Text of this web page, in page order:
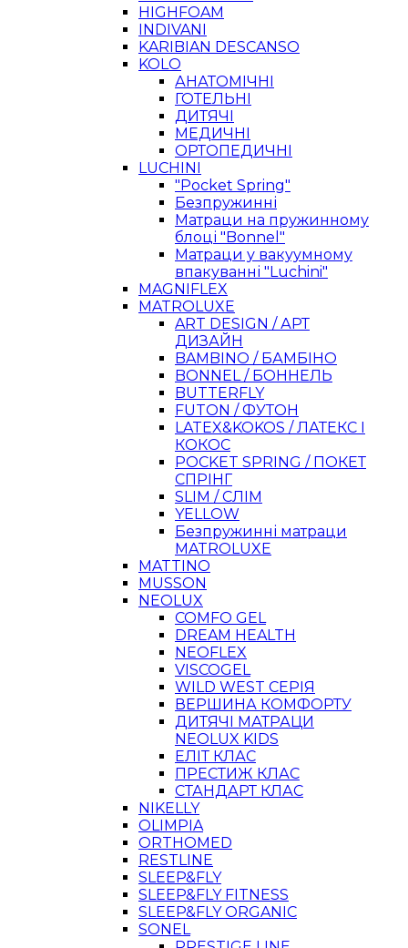
HIGHFOAM
INDIVANI
KARIBIAN DESCANSO
KOLO
АНАТОМІЧНІ
ГОТЕЛЬНІ
ДИТЯЧІ
МЕДИЧНІ
ОРТОПЕДИЧНІ
LUCHINI
"Pocket Spring"
Безпружинні
Матраци на пружинному
блоці "Bonnel"
Матраци у вакуумному
впакуванні "Luchini"
MAGNIFLEX
MATROLUXE
ART DESIGN / АРТ
ДИЗАЙН
BAMBINO / БАМБІНО
BONNEL / БОННЕЛЬ
BUTTERFLY
FUTON / ФУТОН
LATEX&KOKOS / ЛАТЕКС І
КОКОС
POCKET SPRING / ПОКЕТ
СПРІНГ
SLIM / СЛІМ
YELLOW
Безпружинні матраци
MATROLUXE
MATTINO
MUSSON
NEOLUX
COMFO GEL
DREAM HEALTH
NEOFLEX
VISCOGEL
WILD WEST СЕРІЯ
ВЕРШИНА КОМФОРТУ
ДИТЯЧІ МАТРАЦИ
NEOLUX KIDS
ЕЛІТ КЛАС
ПРЕСТИЖ КЛАС
СТАНДАРТ КЛАС
NIKELLY
OLIMPIA
ORTHOMED
RESTLINE
SLEEP&FLY
SLEEP&FLY FITNESS
SLEEP&FLY ORGANIC
SONEL